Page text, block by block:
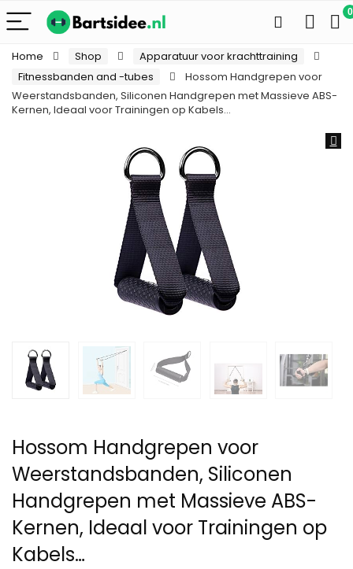
0
Home Shop
Apparatuur voor krachttraining
Fitnessbanden and -tubes
Hossom Handgrepen voor
Weerstandsbanden, Siliconen Handgrepen met Massieve ABS-
Kernen, Ideaal voor Trainingen op Kabels…
Hossom Handgrepen voor
Weerstandsbanden, Siliconen
Handgrepen met Massieve ABS-
Kernen, Ideaal voor Trainingen op
Kabels…